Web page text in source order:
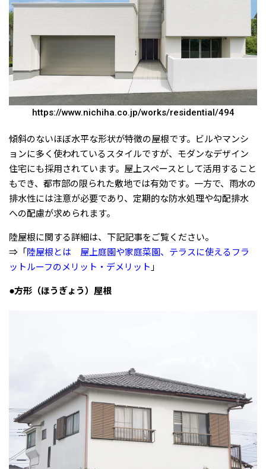
https://www.nichiha.co.jp/works/residential/494
傾斜のないほぼ水平な形状が特徴の屋根です。ビルやマンシ
ョンに多く使われているスタイルですが、モダンなデザイン
住宅にも採用されています。屋上スペースとして活用すること
もでき、都市部の限られた敷地では有効です。一方で、雨水の
排水性には注意が必要であり、定期的な防水処理や勾配排水
への配慮が求められます。
陸屋根に関する詳細は、下記記事をご覧ください。
⇒「 陸屋根とは 屋上庭園や家庭菜園、テラスに使えるフラ
ットルーフのメリット・デメリット 」
●方形（ほうぎょう）屋根